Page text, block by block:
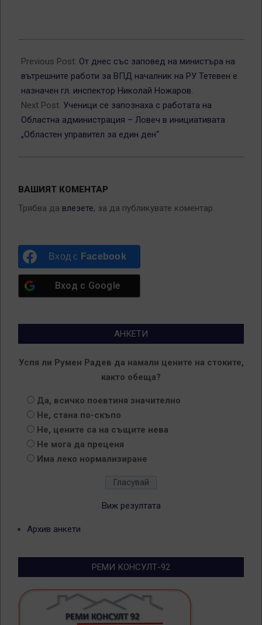
05-
08
Previous Post: От днес със заповед на министъра на
вътрешните работи за ВПД началник на РУ Тетевен е
назначен гл. инспектор Николай Ножаров.
Next Post: Ученици се запознаха с работата на
Областна администрация – Ловеч в инициативата
„Областен управител за един ден“
ВАШИЯТ КОМЕНТАР
Трябва да влезете, за да публикувате коментар.
Вход с Facebook
Вход с Google
АНКЕТИ
Успя ли Румен Радев да намали цените на стоките,
както обеща?
Да, всичко поевтиня значително
Не, стана по-скъпо
Не, цените са на същите нева
Не мога да преценя
Има леко нормализиране
Виж резултата
Архив анкети
РЕМИ КОНСУЛТ-92